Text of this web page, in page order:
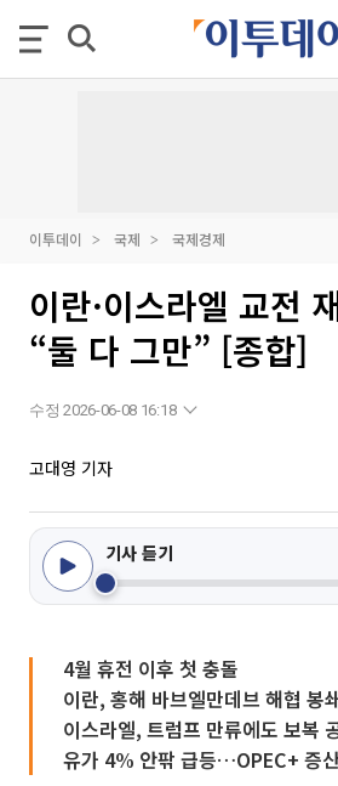
이투데이 국제 국제경제
이란·이스라엘 교전
“둘 다 그만” [종합]
수정 2026-06-08 16:18
고대영 기자
기사 듣기
4월 휴전 이후 첫 충돌
이란, 홍해 바브엘만데브 해협 봉
이스라엘, 트럼프 만류에도 보복
유가 4% 안팎 급등…OPEC+ 증산